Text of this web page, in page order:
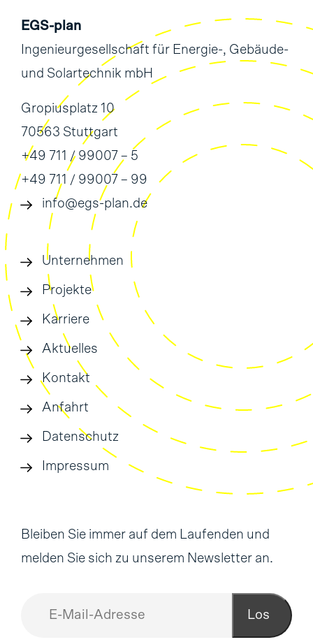
EGS-plan
Ingenieurgesellschaft für Energie-, Gebäude-
und Solartechnik mbH
Gropiusplatz 10
70563 Stuttgart
+49 711 / 99007 – 5
+49 711 / 99007 – 99
info@egs-plan.de
Unternehmen
Projekte
Karriere
Aktuelles
Kontakt
Anfahrt
Datenschutz
Impressum
Bleiben Sie immer auf dem Laufenden und
melden Sie sich zu unserem Newsletter an.
Los